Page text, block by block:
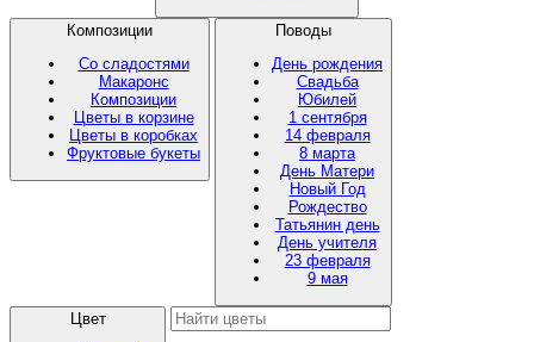
Композиции
Со сладостями
Макаронс
Композиции
Цветы в корзине
Цветы в коробках
Фруктовые букеты
Поводы
День рождения
Свадьба
Юбилей
1 сентября
14 февраля
8 марта
День Матери
Новый Год
Рождество
Татьянин день
День учителя
23 февраля
9 мая
Цвет